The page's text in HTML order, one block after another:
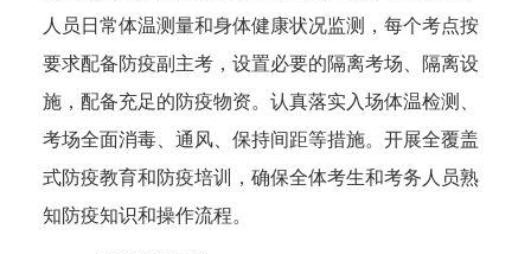
人员日常体温测量和身体健康状况监测，每个考点按
要求配备防疫副主考，设置必要的隔离考场、隔离设
施，配备充足的防疫物资。认真落实入场体温检测、
考场全面消毒、通风、保持间距等措施。开展全覆盖
式防疫教育和防疫培训，确保全体考生和考务人员熟
知防疫知识和操作流程。